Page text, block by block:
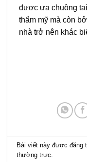
được ưa chuộng
thẩm mỹ mà còn
nhà trở nên khác
Bài viết này được đăng
thường trực